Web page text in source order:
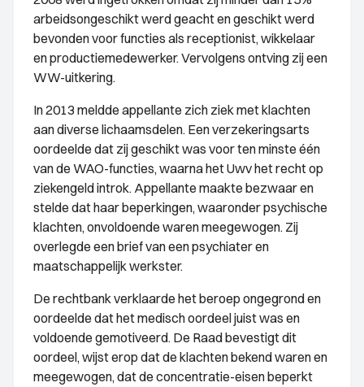
arbeidsongeschikt werd geacht en geschikt werd
bevonden voor functies als receptionist, wikkelaar
en productiemedewerker. Vervolgens ontving zij een
WW-uitkering.
In 2013 meldde appellante zich ziek met klachten
aan diverse lichaamsdelen. Een verzekeringsarts
oordeelde dat zij geschikt was voor ten minste één
van de WAO-functies, waarna het Uwv het recht op
ziekengeld introk. Appellante maakte bezwaar en
stelde dat haar beperkingen, waaronder psychische
klachten, onvoldoende waren meegewogen. Zij
overlegde een brief van een psychiater en
maatschappelijk werkster.
De rechtbank verklaarde het beroep ongegrond en
oordeelde dat het medisch oordeel juist was en
voldoende gemotiveerd. De Raad bevestigt dit
oordeel, wijst erop dat de klachten bekend waren en
meegewogen, dat de concentratie-eisen beperkt